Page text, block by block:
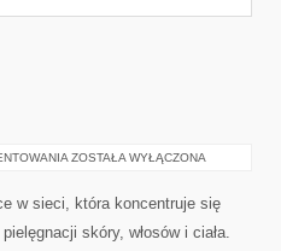
DERMOKOSMETYKI
PROBLEMATYCZNA
ZOSTAŁA WYŁĄCZONA
w sieci, która koncentruje się
skóry, włosów i ciała.